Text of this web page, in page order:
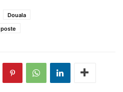
Douala
poste